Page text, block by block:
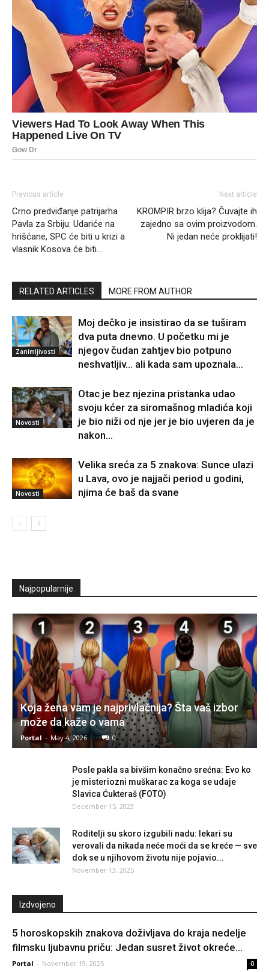
Previous article
Crno predviđanje patrijarha
Pavla za Srbiju: Udariće na
hrišćane, SPC će biti u krizi a
vlasnik Kosova će biti…
Next article
KROMPIR brzo klija? Čuvajte ih
zajedno sa ovim proizvodom.
Ni jedan neće proklijati!
RELATED ARTICLES MORE FROM AUTHOR
Zanimljivosti
Moj dečko je insistirao da se tuširam
dva puta dnevno. U početku mi je
njegov čudan zahtjev bio potpuno
neshvatljiv… ali kada sam upoznala...
Novosti
Otac je bez njezina pristanka udao
svoju kćer za siromašnog mladića koji
je bio niži od nje jer je bio uvjeren da je
nakon...
Novosti
Velika sreća za 5 znakova: Sunce ulazi
u Lava, ovo je najjači period u godini,
njima će baš da svane
Najpopularnije
Koja žena vam je najprivlačnija? Šta vaš izbor
može da kaže o vama
Portal - May 4, 2026 0
Posle pakla sa bivšim konačno srećna: Evo ko
je misteriozni muškarac za koga se udaje
Slavica Ćukteraš (FOTO)
December 15, 2023
Roditelji su skoro izgubili nadu: lekari su
verovali da nikada neće moći da se kreće — sve
dok se u njihovom životu nije pojavio...
November 13, 2025
Izdvojeno
5 horoskopskih znakova doživljava do kraja nedelje
filmsku ljubavnu priču: Jedan susret život okreće...
Portal - November 19, 2025 0